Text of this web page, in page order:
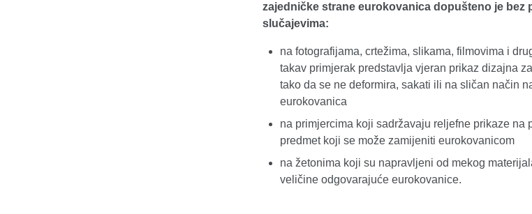
zajedničke strane eurokovanica dopušteno je
slučajevima:
na fotografijama, crtežima, slikama, filmovima i
takav primjerak predstavlja vjeran prikaz dizajna
tako da se ne deformira, sakati ili na sličan način
eurokovanica
na primjercima koji sadržavaju reljefne prikaze
predmet koji se može zamijeniti eurokovanicom
na žetonima koji su napravljeni od mekog
veličine odgovarajuće eurokovanice.